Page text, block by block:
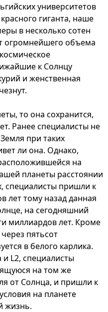
университетов
гиганта, наше
в несколько сотен
огромнейшего объема
к Солнцу
и женственная
то она сохранится,
Ранее специалисты не
при таких
ли она. Однако,
на
планеты расстоянии
специалисты пришли к
лет тому назад данная
на сегодняшний
миллиардов лет. Кроме
пятьсот
в белого карлика.
L2, специалисты
на том же
от Солнца, и пришли к
на планете
жизнь.